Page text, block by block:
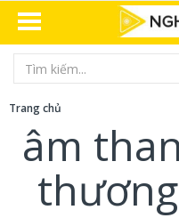
Trang chủ
âm